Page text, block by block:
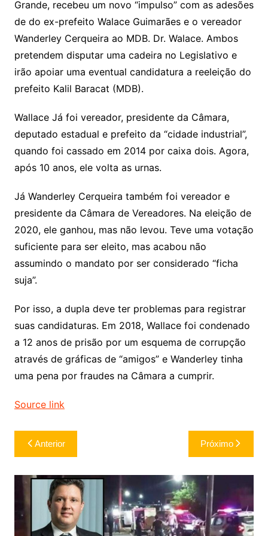
Li
n
k
A
p
p
a
m
dI
n
e
Cl
a
s
o
m
e
s
a
g
e
o
k.
c
o
m
p
e
o
o
M
ai
l
a
d
s
l
e
Grande, recebeu um novo “impulso” com as adesões
de do ex-prefeito Walace Guimarães e o vereador
Wanderley Cerqueira ao MDB. Dr. Walace. Ambos
pretendem disputar uma cadeira no Legislativo e
irão apoiar uma eventual candidatura a reeleição do
prefeito Kalil Baracat (MDB).
Wallace Já foi vereador, presidente da Câmara,
deputado estadual e prefeito da “cidade industrial”,
quando foi cassado em 2014 por caixa dois. Agora,
após 10 anos, ele volta as urnas.
Já Wanderley Cerqueira também foi vereador e
presidente da Câmara de Vereadores. Na eleição de
2020, ele ganhou, mas não levou. Teve uma votação
suficiente para ser eleito, mas acabou não
assumindo o mandato por ser considerado “ficha
suja”.
Por isso, a dupla deve ter problemas para registrar
suas candidaturas. Em 2018, Wallace foi condenado
a 12 anos de prisão por um esquema de corrupção
através de gráficas de “amigos” e Wanderley tinha
uma pena por fraudes na Câmara a cumprir.
Source link
Navegação
de
Post
Anterior Próximo